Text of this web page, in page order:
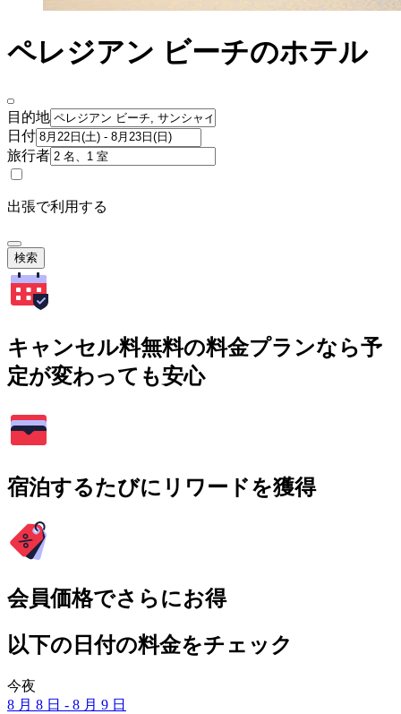
ペレジアン ビーチのホテル
目的地
日付
旅行者
出張で利用する
検索
キャンセル料無料の料金プランなら予
定が変わっても安心
宿泊するたびにリワードを獲得
会員価格でさらにお得
以下の日付の料金をチェック
今夜
8 月 8 日 - 8 月 9 日